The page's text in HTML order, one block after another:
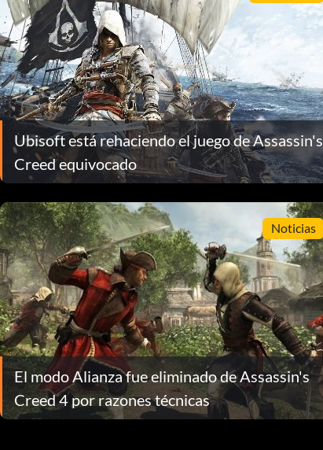
Ubisoft está rehaciendo el juego de Assassin's
Creed equivocado
Noticias
El modo Alianza fue eliminado de Assassin's
Creed 4 por razones técnicas